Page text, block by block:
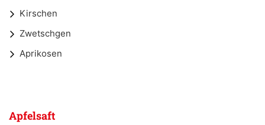
Kirschen
Zwetschgen
Aprikosen
Apfelsaft